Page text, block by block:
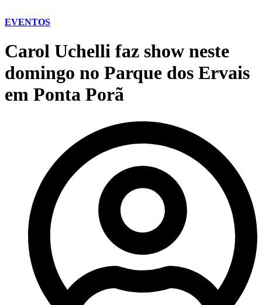
EVENTOS
Carol Uchelli faz show neste
domingo no Parque dos Ervais
em Ponta Porã